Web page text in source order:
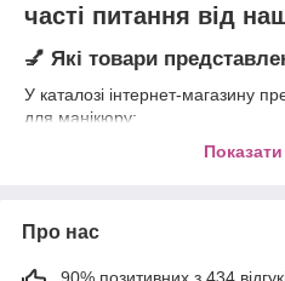
часті питання від
💅 Які товари
У каталозі інтернет-магазину
для манікюру:
Стерилізатори для
Кисті для дизайну нігтів
Гель-лаки
Про нас